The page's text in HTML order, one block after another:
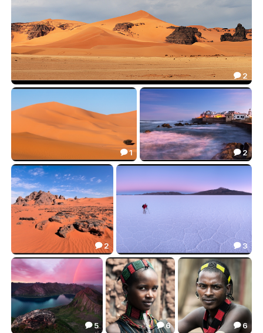
Сахара зимой(Пано)
 2
***
 38.95
 1
Эссувейра (Марокко)
 2
Сахара Алжира(Тадрарт)
16.43
 2
Восход на Уюни (Боливия)
72.01
 3
 5
 6
 6